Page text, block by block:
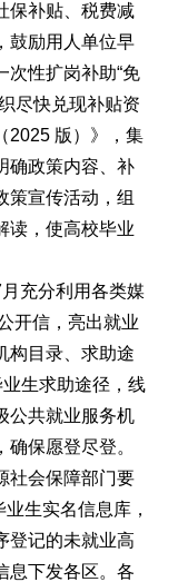
保补贴、税费减
鼓励用人单位早
次性扩岗补助“免
尽快兑现补贴资
2025 版）》，集
确政策内容、补
策宣传活动，组
读，使高校毕业
充分利用各类媒
开信，亮出就业
构目录、求助途
生求助途径，线
公共就业服务机
保愿登尽登。
社会保障部门要
生实名信息库，
登记的未就业高
息下发各区。各